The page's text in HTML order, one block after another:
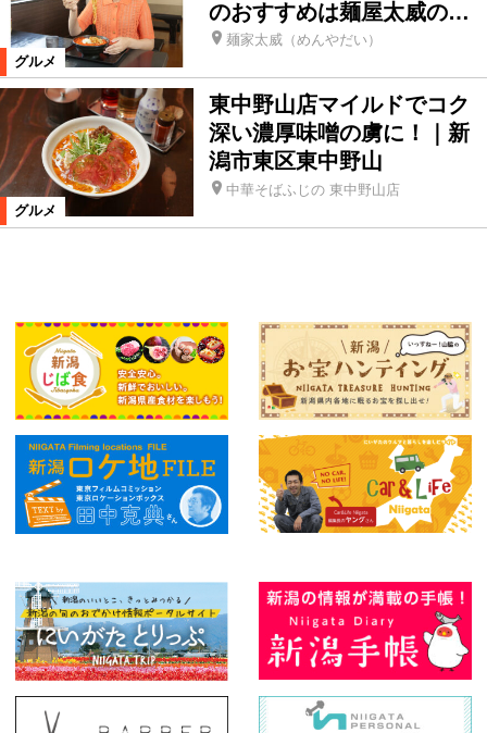
グルメ
のおすすめは麺屋太威の…
麺家太威（めんやだい）
グルメ
東中野山店マイルドでコク
深い濃厚味噌の虜に！｜新
潟市東区東中野山
中華そばふじの 東中野山店